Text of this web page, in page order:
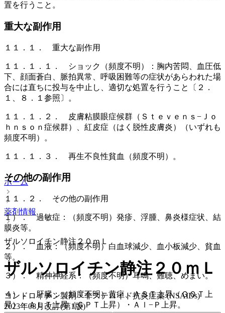
置を行うこと。
重大な副作用
１１．１． 重大な副作用
１１．１．１． ショック（頻度不明）：胸内苦悶、血圧低
下、顔面蒼白、脈拍異常、呼吸困難等の症状があらわれた場
合には直ちに投与を中止し、適切な処置を行うこと〔２．
１、８．１参照〕。
１１．１．２． 皮膚粘膜眼症候群（Ｓｔｅｖｅｎｓ−Ｊｏ
ｈｎｓｏｎ症候群）、紅皮症（はく脱性皮膚炎）（いずれも
頻度不明）。
１１．１．３． 再生不良性貧血（頻度不明）。
その他の副作用
１１．２． その他の副作用
１）． 過敏症：（頻度不明）発疹、浮腫、鼻炎様症状、結
膜炎等。
２）． 血液：（頻度不明）白血球減少、血小板減少、貧血
等。
３）． 精神神経系：（頻度不明）耳鳴、難聴、めまい。
４）． 肝臓：（頻度不明）黄疸、ＡＳＴ上昇（ＧＯＴ上
昇）・ＡＬＴ上昇（ＧＰＴ上昇）・Ａｌ−Ｐ上昇。
ホーム
薬剤情報
ザルソロイチン静注２０ｍＬ
ザルソロイチン静注２０ｍＬ
コンドロイチン製剤・非ステロイド抗炎症薬 (NSAIDs)
2023年08月改訂(第1版)